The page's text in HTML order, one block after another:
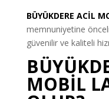
BÜYÜKDERE ACİL
memnuniyetine
güvenilir ve kaliteli
MOBİL